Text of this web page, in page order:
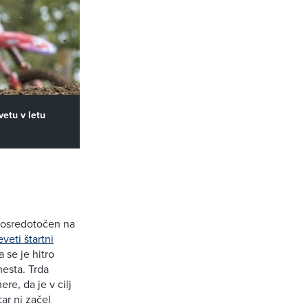
v letu
na
štartni
se je hitro
Trda
da je v cilj
ni začel